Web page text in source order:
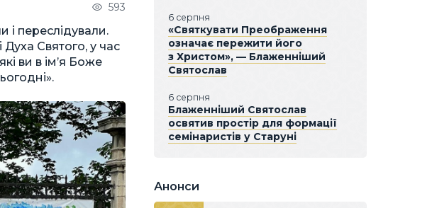
593
і переслідували.
Духа Святого, у час
ви в ім’я Боже
6 серпня
«Святкувати Преображення
означає пережити його
з Христом», — Блаженніший
Святослав
6 серпня
Блаженніший Святослав
освятив простір для формації
семінаристів у Старуні
Анонси